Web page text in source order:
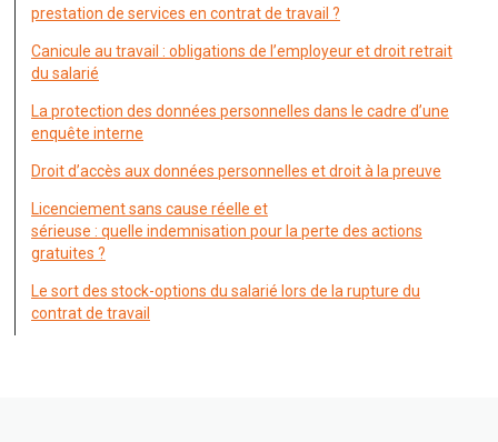
prestation de services en contrat de travail ?
Canicule au travail : obligations de l’employeur et droit retrait
du salarié
La protection des données personnelles dans le cadre d’une
enquête interne
Droit d’accès aux données personnelles et droit à la preuve
Licenciement sans cause réelle et
sérieuse : quelle indemnisation pour la perte des actions
gratuites ?
Le sort des stock-options du salarié lors de la rupture du
contrat de travail